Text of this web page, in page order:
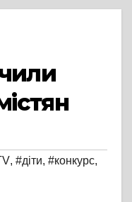
, #діти, #конкурс,